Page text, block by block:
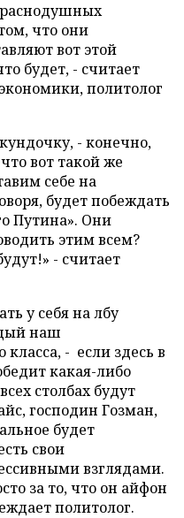
что они
вот этой
будет, - считает
политолог
- конечно,
вот такой же
себе на
будет побеждать
Путина». Они
этим всем?
- считает
у себя на лбу
наш
класса, - если здесь в
какая-либо
столбах будут
господин Гозман,
будет
свои
взглядами.
за то, что он айфон
политолог.